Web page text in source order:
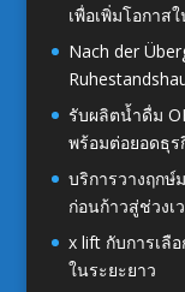
เพื่อเพิ่มโอกาส
Nach der
รับผลิตน้ำดื่ม
พร้อมต่อยอดธุร
บริการวางฤกษ์
ก่อนก้าวสู่ช่วง
x lift กับการเลื
ในระยะยาว